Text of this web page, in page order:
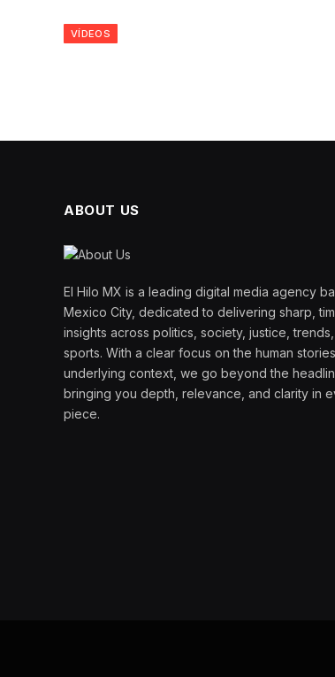
VÍDEOS
ABOUT US
El Hilo MX is a leading digital media agency
Mexico City, dedicated to delivering sharp,
insights across politics, society, justice,
sports. With a clear focus on the human
underlying context, we go beyond the
bringing you depth, relevance, and clarity in
piece.